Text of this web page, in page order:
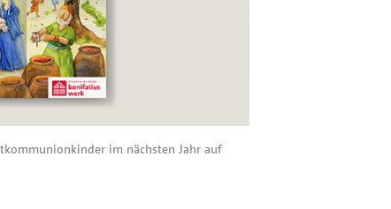
im nächsten Jahr auf